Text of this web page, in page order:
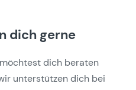
dich gerne
dich beraten
unterstützen dich bei